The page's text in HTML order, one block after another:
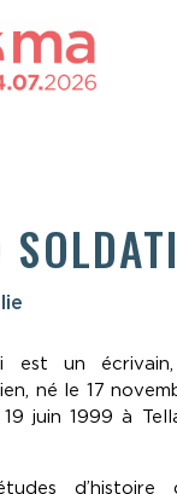
est un
né le 17
juin 1999 à
d’histoire